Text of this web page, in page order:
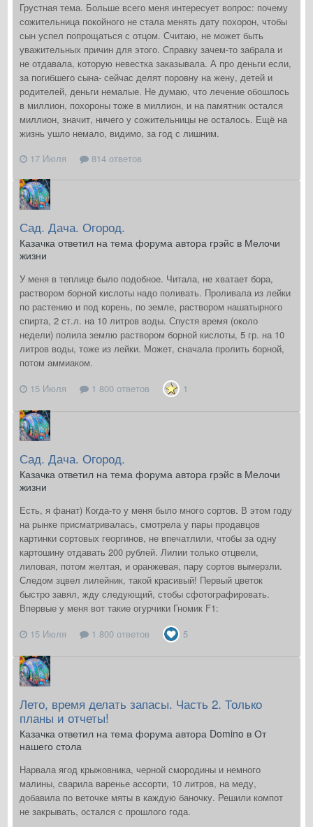
Грустная тема. Больше всего меня интересует вопрос: почему
сожительница покойного не стала менять дату похорон, чтобы
сын успел попрощаться с отцом. Считаю, не может быть
уважительных причин для этого. Справку зачем-то забрала и
не отдавала, которую невестка заказывала. А про деньги если,
за погибшего сына- сейчас делят поровну на жену, детей и
родителей, деньги немалые. Не думаю, что лечение обошлось
в миллион, похороны тоже в миллион, и на памятник остался
миллион, значит, ничего у сожительницы не осталось. Ещё на
жизнь ушло немало, видимо, за год с лишним.
17 Июля
814 ответов
Сад. Дача. Огород.
Казачка ответил на тема форума автора грэйс в Мелочи
жизни
У меня в теплице было подобное. Читала, не хватает бора,
раствором борной кислоты надо поливать. Проливала из лейки
по растению и под корень, по земле, раствором нашатырного
спирта, 2 ст.л. на 10 литров воды. Спустя время (около
недели) полила землю раствором борной кислоты, 5 гр. на 10
литров воды, тоже из лейки. Может, сначала пролить борной,
потом аммиаком.
15 Июля
1 800 ответов 1
Сад. Дача. Огород.
Казачка ответил на тема форума автора грэйс в Мелочи
жизни
Есть, я фанат) Когда-то у меня было много сортов. В этом году
на рынке присматривалась, смотрела у пары продавцов
картинки сортовых георгинов, не впечатлили, чтобы за одну
картошину отдавать 200 рублей. Лилии только отцвели,
лиловая, потом желтая, и оранжевая, пару сортов вымерзли.
Следом зцвел лилейник, такой красивый! Первый цветок
быстро завял, жду следующий, стобы сфотографировать.
Впервые у меня вот такие огурчики Гномик F1:
15 Июля
1 800 ответов 5
Лето, время делать запасы. Часть 2. Только
планы и отчеты!
Казачка ответил на тема форума автора Domino в От
нашего стола
Нарвала ягод крыжовника, черной смородины и немного
малины, сварила варенье ассорти, 10 литров, на меду,
добавила по веточке мяты в каждую баночку. Решили компот
не закрывать, остался с прошлого года.